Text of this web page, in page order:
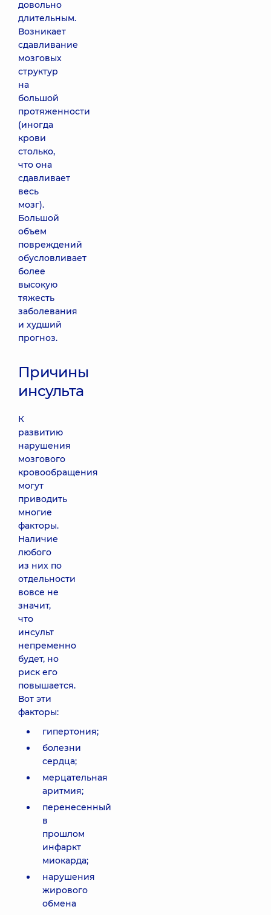
довольно
длительным.
Возникает
сдавливание
мозговых
структур
на
большой
протяженности
(иногда
крови
столько,
что она
сдавливает
весь
мозг).
Большой
объем
повреждений
обусловливает
более
высокую
тяжесть
заболевания
и худший
прогноз.
Причины
инсульта
К
развитию
нарушения
мозгового
кровообращения
могут
приводить
многие
факторы.
Наличие
любого
из них по
отдельности
вовсе не
значит,
что
инсульт
непременно
будет, но
риск его
повышается.
Вот эти
факторы:
гипертония;
болезни
сердца;
мерцательная
аритмия;
перенесенный
в
прошлом
инфаркт
миокарда;
нарушения
жирового
обмена